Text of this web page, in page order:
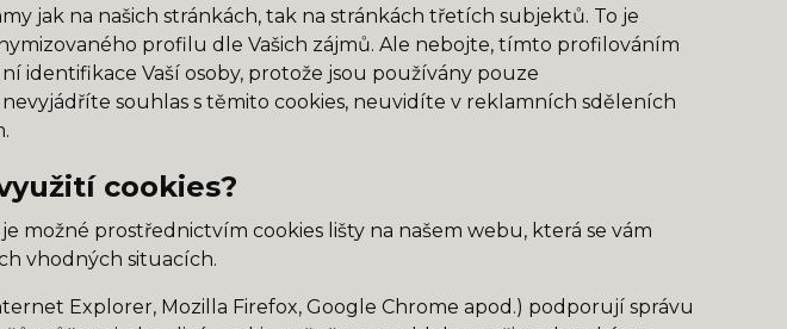
jak na našich stránkách, tak na stránkách třetích subjektů. To je
profilu dle Vašich zájmů. Ale nebojte, tímto profilováním
identifikace Vaší osoby, protože jsou používány pouze
souhlas s těmito cookies, neuvidíte v reklamních sděleních
cookies?
možné prostřednictvím cookies lišty na našem webu, která se vám
vhodných situacích.
Explorer, Mozilla Firefox, Google Chrome apod.) podporují správu